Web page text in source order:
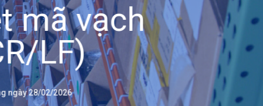
mã vạch
LF)
ngày 28/02/2026